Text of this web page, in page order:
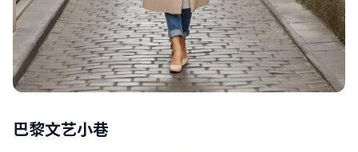
巴黎文艺小巷